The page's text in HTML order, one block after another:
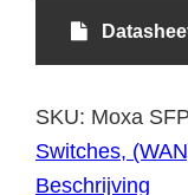
SKU: Moxa
Switches,
Beschrijving